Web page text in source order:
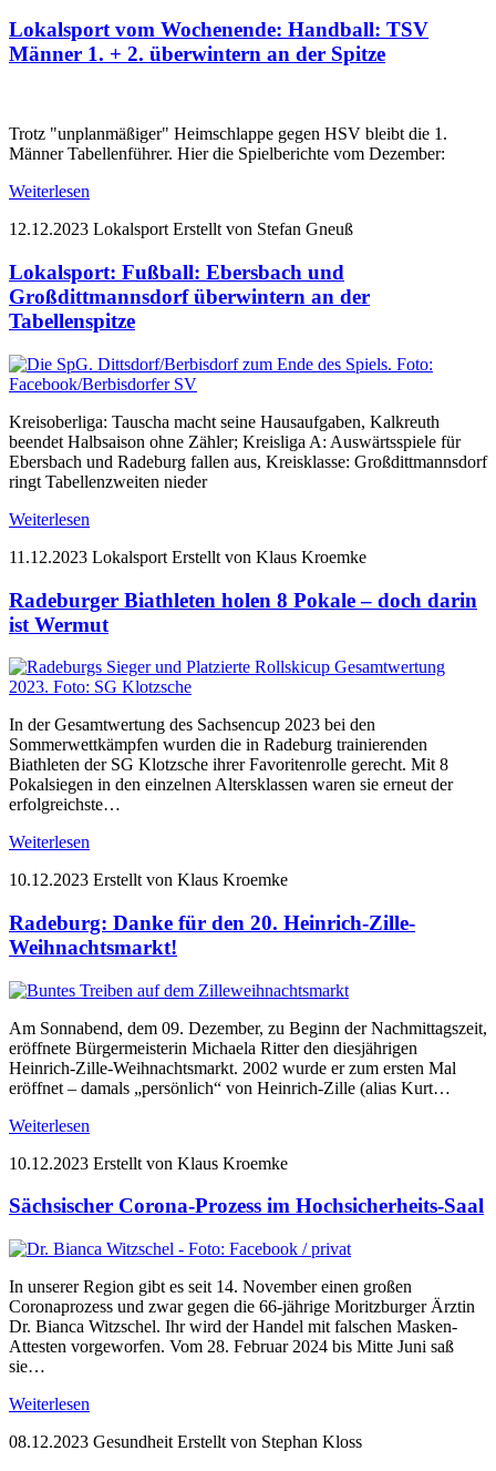
Lokalsport vom Wochenende: Handball: TSV
Männer 1. + 2. überwintern an der Spitze
Trotz "unplanmäßiger" Heimschlappe gegen HSV bleibt die 1.
Männer Tabellenführer. Hier die Spielberichte vom Dezember:
Weiterlesen
12.12.2023 Lokalsport Erstellt von Stefan Gneuß
Lokalsport: Fußball: Ebersbach und
Großdittmannsdorf überwintern an der
Tabellenspitze
Kreisoberliga: Tauscha macht seine Hausaufgaben, Kalkreuth
beendet Halbsaison ohne Zähler; Kreisliga A: Auswärtsspiele für
Ebersbach und Radeburg fallen aus, Kreisklasse: Großdittmannsdorf
ringt Tabellenzweiten nieder
Weiterlesen
11.12.2023 Lokalsport Erstellt von Klaus Kroemke
Radeburger Biathleten holen 8 Pokale – doch darin
ist Wermut
In der Gesamtwertung des Sachsencup 2023 bei den
Sommerwettkämpfen wurden die in Radeburg trainierenden
Biathleten der SG Klotzsche ihrer Favoritenrolle gerecht. Mit 8
Pokalsiegen in den einzelnen Altersklassen waren sie erneut der
erfolgreichste…
Weiterlesen
10.12.2023 Erstellt von Klaus Kroemke
Radeburg: Danke für den 20. Heinrich-Zille-
Weihnachtsmarkt!
Am Sonnabend, dem 09. Dezember, zu Beginn der Nachmittagszeit,
eröffnete Bürgermeisterin Michaela Ritter den diesjährigen
Heinrich-Zille-Weihnachtsmarkt. 2002 wurde er zum ersten Mal
eröffnet – damals „persönlich“ von Heinrich-Zille (alias Kurt…
Weiterlesen
10.12.2023 Erstellt von Klaus Kroemke
Sächsischer Corona-Prozess im Hochsicherheits-Saal
In unserer Region gibt es seit 14. November einen großen
Coronaprozess und zwar gegen die 66-jährige Moritzburger Ärztin
Dr. Bianca Witzschel. Ihr wird der Handel mit falschen Masken-
Attesten vorgeworfen. Vom 28. Februar 2024 bis Mitte Juni saß
sie…
Weiterlesen
08.12.2023 Gesundheit Erstellt von Stephan Kloss